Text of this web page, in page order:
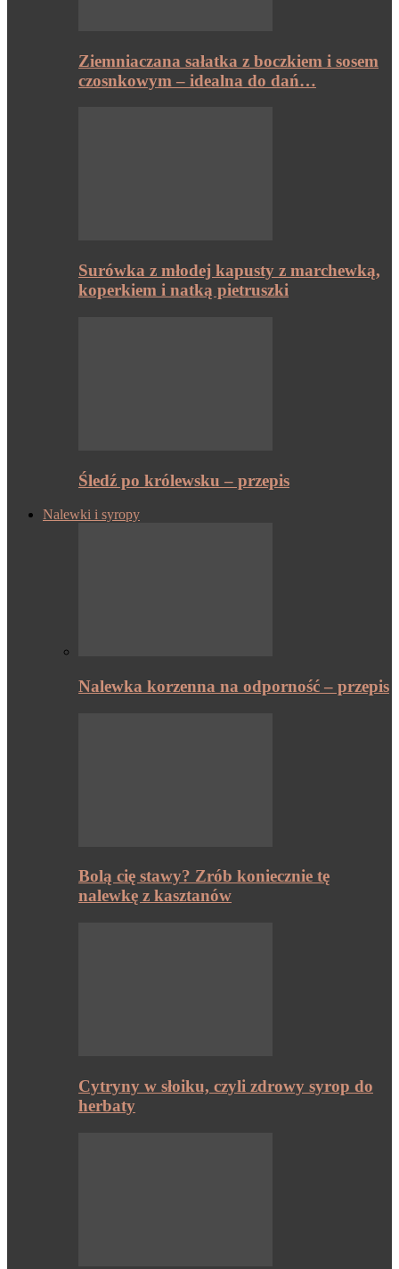
Ziemniaczana sałatka z boczkiem i sosem
czosnkowym – idealna do dań…
Surówka z młodej kapusty z marchewką,
koperkiem i natką pietruszki
Śledź po królewsku – przepis
Nalewki i syropy
Nalewka korzenna na odporność – przepis
Bolą cię stawy? Zrób koniecznie tę
nalewkę z kasztanów
Cytryny w słoiku, czyli zdrowy syrop do
herbaty